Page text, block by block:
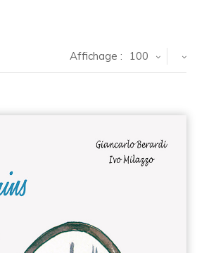
Affichage : 100